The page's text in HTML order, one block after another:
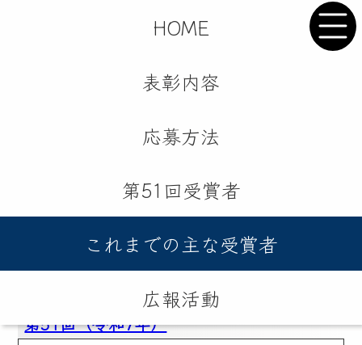
HOME
表彰内容
応募方法
第51回受賞者
これまでの主な受賞者
広報活動
※51回の開催を通じ、発明大賞等表彰総数は
第51回（令和7年）